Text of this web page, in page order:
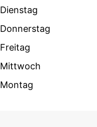
Dienstag
Donnerstag
Freitag
Mittwoch
Montag